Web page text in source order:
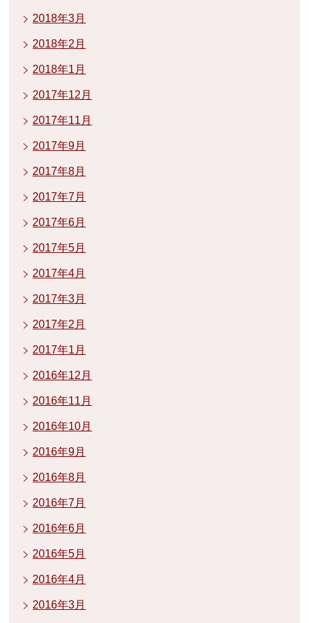
2018年3月
2018年2月
2018年1月
2017年12月
2017年11月
2017年9月
2017年8月
2017年7月
2017年6月
2017年5月
2017年4月
2017年3月
2017年2月
2017年1月
2016年12月
2016年11月
2016年10月
2016年9月
2016年8月
2016年7月
2016年6月
2016年5月
2016年4月
2016年3月